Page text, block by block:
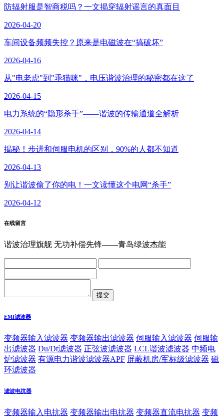
防辐射服是智商税吗？一文揭穿辐射谣言的真面目
2026-04-20
车间设备频频失控？原来是电磁波在“搞破坏”
2026-04-16
从"电老虎"到"乖猫咪"，电压谐波治理的秘密都在这了
2026-04-15
电力系统的“隐形杀手”——谐波的传输通道全解析
2026-04-14
揭秘！步进和伺服电机的区别，90%的人都不知道
2026-04-13
别让谐波偷了你的电！一文读懂这个电网“杀手”
2026-04-12
在线留言
谐波治理旗舰 无功补偿先锋——青岛绿波杰能
EMI滤波器
变频器输入滤波器 变频器输出滤波器 伺服输入滤波器 伺服输
出滤波器 Du/Dt滤波器 正弦波滤波器 LCL谐波滤波器 中频电
炉滤波器 有源电力谐波滤波器APF 屏蔽机房/军标级滤波器 磁
环滤波器
滤波电抗器
变频器输入电抗器 变频器输出电抗器 变频器直流电抗器 变频